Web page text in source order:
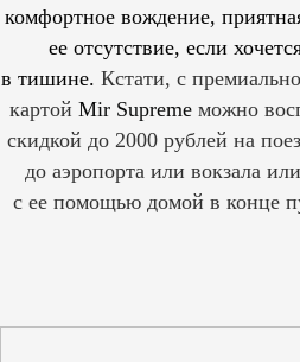
комфортное вождение,
ее отсутствие, если
в тишине. Кстати, с
картой Mir Supreme можно
скидкой до 2000 рублей на
до аэропорта или вокзала
с ее помощью домой в конце